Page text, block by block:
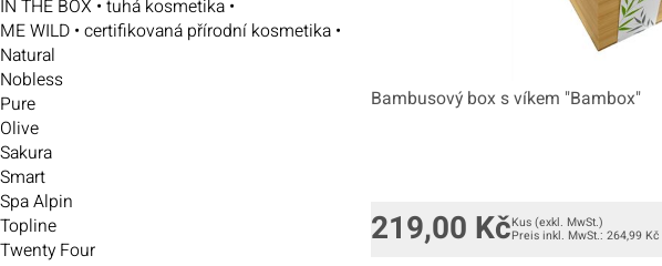
IN THE BOX • tuhá kosmetika •
ME WILD • certifikovaná přírodní kosmetika •
Natural
Nobless
Pure
Olive
Sakura
Smart
Spa Alpin
Topline
Twenty Four
Bambusový box s víkem "Bambox"
219,00 KčKus (exkl. MwSt.)
Preis inkl. MwSt.: 264,99 Kč